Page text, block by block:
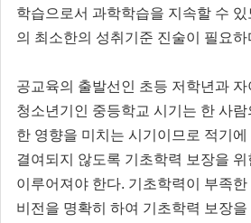
학습으로서 과학학습을 지속할 수 있
의 최소한의 성취기준 진술이 필요
공교육의 출발선인 초등 저학년과
청소년기인 중등학교 시기는 한 사
한 영향을 미치는 시기이므로 적기에
결여되지 않도록 기초학력 보장을
이루어져야 한다. 기초학력이 부족한
비전을 명확히 하여 기초학력 보장